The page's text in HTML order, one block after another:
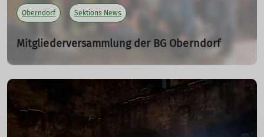
Oberndorf Sektions News
Mitgliederversammlung der BG Oberndorf
01.03.2024